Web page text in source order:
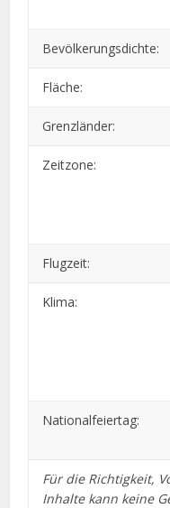
Bevölkerungsdichte:
Fläche:
Grenzländer:
Zeitzone:
Flugzeit:
Klima:
Nationalfeiertag:
Für die Richtigkeit,
Inhalte kann keine